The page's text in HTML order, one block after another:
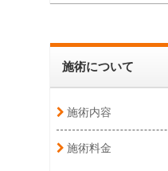
施術について
施術内容
施術料金